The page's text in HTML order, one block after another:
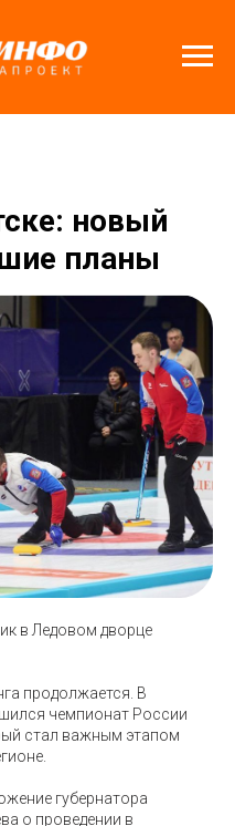
новый
планы
в Ледовом дворце
продолжается. В
чемпионат России
стал важным этапом
губернатора
о проведении в